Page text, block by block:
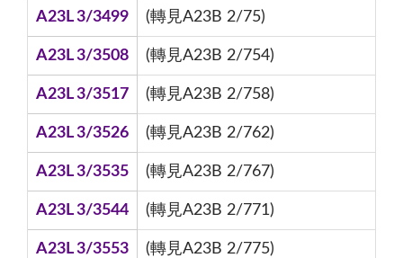
A23L 3/3499 (轉見A23B 2/75)
A23L 3/3508 (轉見A23B 2/754)
A23L 3/3517 (轉見A23B 2/758)
A23L 3/3526 (轉見A23B 2/762)
A23L 3/3535 (轉見A23B 2/767)
A23L 3/3544 (轉見A23B 2/771)
A23L 3/3553 (轉見A23B 2/775)